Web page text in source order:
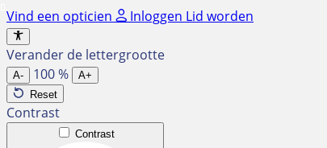
Ga
naar
de
inhoud
Vind een opticien Inloggen Lid worden
Verander de lettergrootte
A- 100%
A+
Reset
Contrast
Contrast